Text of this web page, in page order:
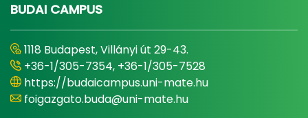
BUDAI CAMPUS
1118 Budapest, Villányi út 29-43.
+36-1/305-7354, +36-1/305-7528
https://budaicampus.uni-mate.hu
foigazgato.buda@uni-mate.hu